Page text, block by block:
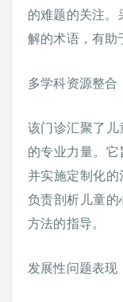
的难题的关注。
解的术语，有助
多学科资源整合
该门诊汇聚了
的专业力量。
并实施定制化
负责剖析儿童
方法的指导。
发展性问题表现